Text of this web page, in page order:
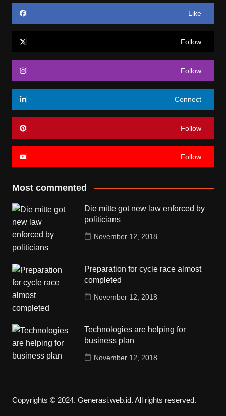
Like
Follow
Follow
Connect
Follow
Follow
Most commented
Die mitte got new law enforced by
politicians
November 12, 2018
Preparation for cycle race almost
completed
November 12, 2018
Technologies are helping for
business plan
November 12, 2018
Copyrights © 2024. Generasi.web.id. All rights reserved.